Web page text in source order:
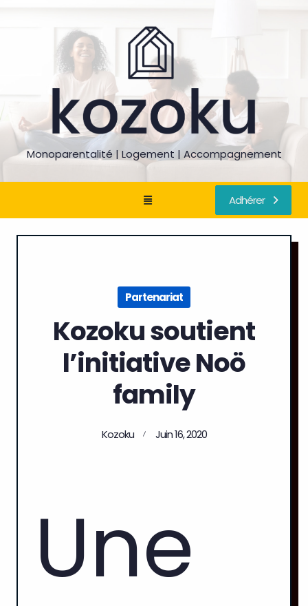
Monoparentalité | Logement | Accompagnement
Adhérer
Partenariat
Kozoku soutient
l’initiative Noö
family
Kozoku Juin 16, 2020
Une